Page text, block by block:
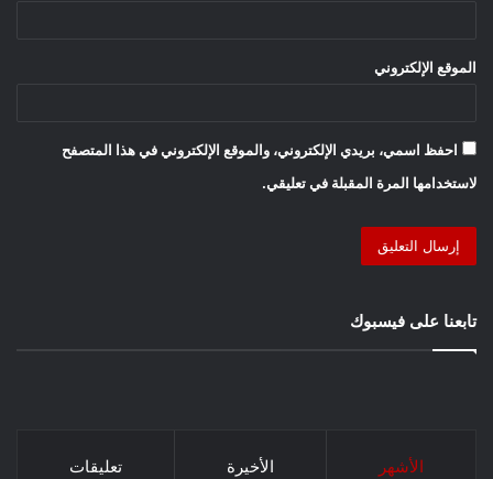
الموقع الإلكتروني
احفظ اسمي، بريدي الإلكتروني، والموقع الإلكتروني في هذا المتصفح
لاستخدامها المرة المقبلة في تعليقي.
تابعنا على فيسبوك
الأشهر الأخيرة تعليقات